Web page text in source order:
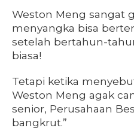
Weston Meng sangat
menyangka bisa
setelah bertahun-
biasa!
Tetapi ketika
Weston Meng agak
senior, Perusahaan
bangkrut.”